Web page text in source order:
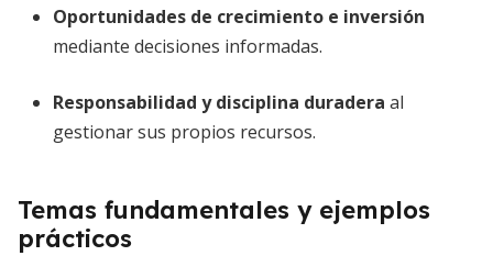
Oportunidades de crecimiento e inversión
mediante decisiones informadas.
Responsabilidad y disciplina duradera al
gestionar sus propios recursos.
Temas fundamentales y ejemplos
prácticos